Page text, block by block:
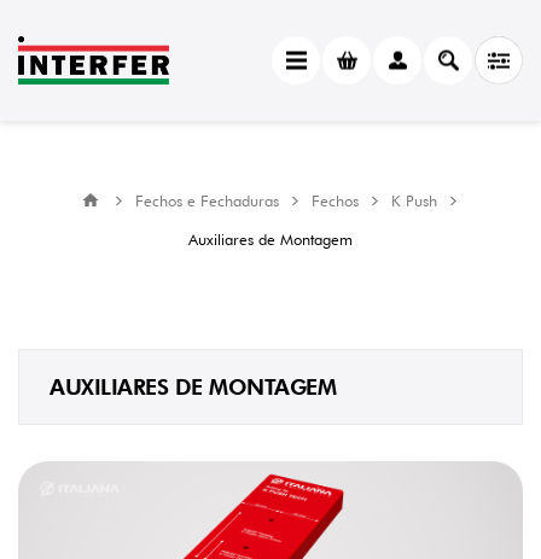
Fechos e Fechaduras Fechos
K Push
Auxiliares de Montagem
AUXILIARES DE MONTAGEM
CATEGORY